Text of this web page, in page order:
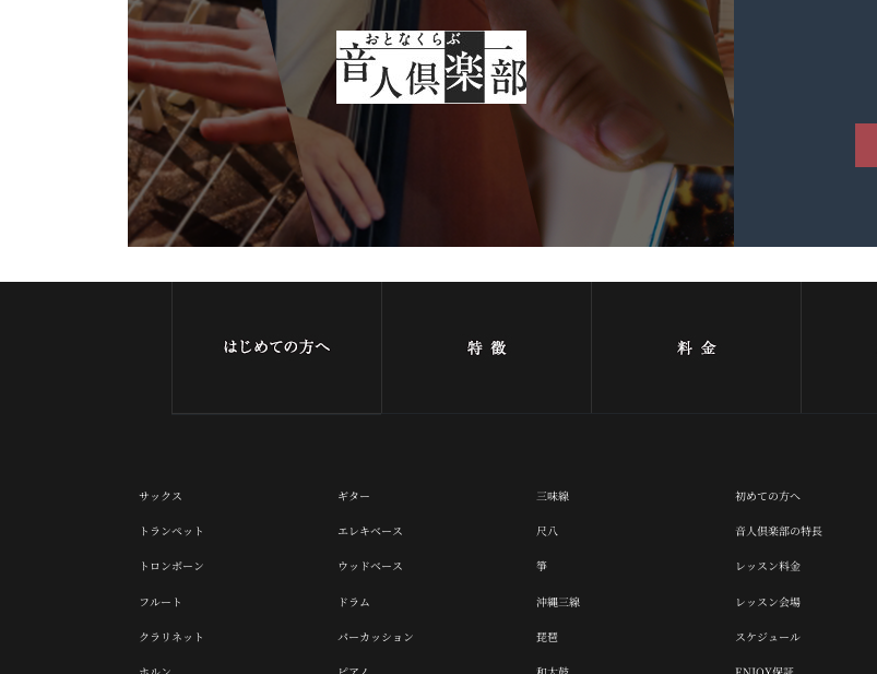
サックス
トランペット
トロンボーン
フルート
クラリネット
ギター
エレキベース
ウッドベース
ドラム
パーカッション
三味線
尺八
箏
沖縄三線
琵琶
初めての方へ
音人倶楽部の特長
レッスン料金
レッスン会場
スケジュール